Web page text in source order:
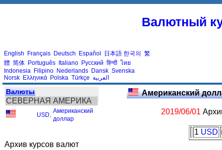
Валютный
English Français Deutsch Español 日本語 한국의 繁
體 简体 Português Italiano Русский हिन्दी ไทย
Indonesia Filipino Nederlands Dansk Svenska
Norsk Ελληνικά Polska Türkçe العربية
Валюты
СЕВЕРНАЯ АМЕРИКА
USD
Американский
доллар
Архив курсов валют
Американский
2019/06/01
1 USD